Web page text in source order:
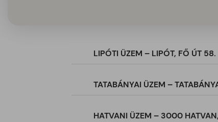
LIPÓTI ÜZEM – LIPÓT, FŐ ÚT 58.
TATABÁNYAI ÜZEM –
HATVANI ÜZEM – 3000